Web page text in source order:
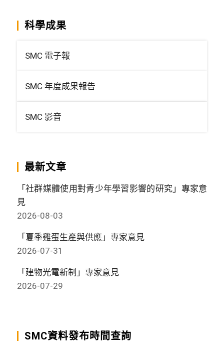
科學成果
SMC 電子報
SMC 年度成果報告
SMC 影音
最新文章
「社群媒體使用對青少年學習影響的研究」專家意
見
2026-08-03
「夏季雞蛋生產與供應」專家意見
2026-07-31
「建物光電新制」專家意見
2026-07-29
SMC資料發布時間查詢